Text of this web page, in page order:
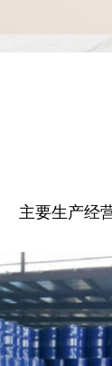
主要生产经